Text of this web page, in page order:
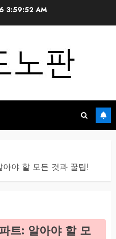
3:59:53 AM
야 할 모든 것과 꿀팁!
트: 알아야 할 모